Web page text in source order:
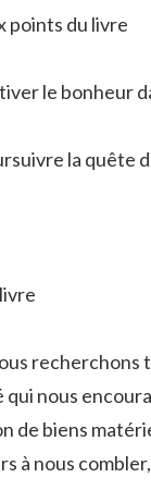
points du livre
le bonheur
la quête
recherchons
nous
de biens
à nous